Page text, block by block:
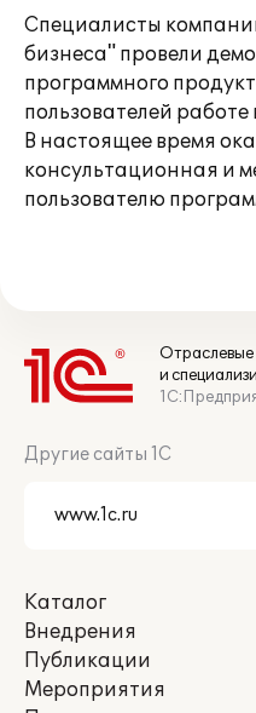
Специалисты
бизнеса" провели
программного
пользователей работе
В настоящее время
консультационная и
пользователю
Отраслевые
и
Другие сайты 1С
Каталог
Внедрения
Публикации
Мероприятия